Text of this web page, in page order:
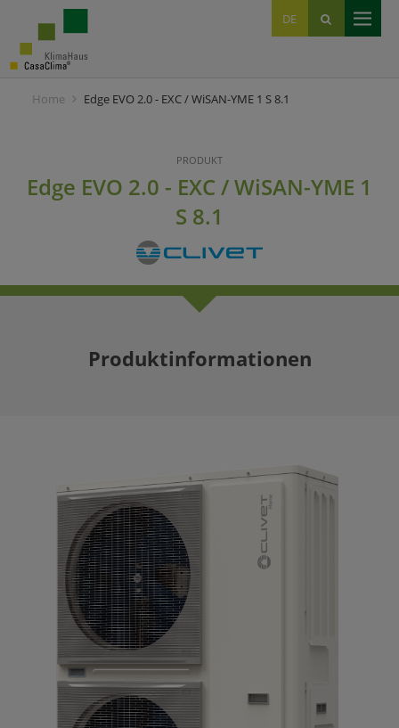
DE
IT
EN
Home Edge EVO 2.0 - EXC / WiSAN-YME 1 S 8.1
PRODUKT
Edge EVO 2.0 - EXC / WiSAN-YME 1
S 8.1
Produktinformationen